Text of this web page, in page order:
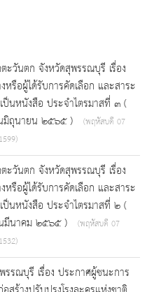
ะวันตก จังหวัดสุพรรณบุรี เรื่อง
รือผู้ได้รับการคัดเลือก และสาระ
นหนังสือ ประจำไตรมาสที่ ๓ (
มิถุนายน ๒๕๖๕ )
(พฤหัสบดี 07
ะวันตก จังหวัดสุพรรณบุรี เรื่อง
รือผู้ได้รับการคัดเลือก และสาระ
นหนังสือ ประจำไตรมาสที่ ๒ (
มีนาคม ๒๕๖๕ )
(พฤหัสบดี 07
รณบุรี เรื่อง ประกาศผู้ชนะการ